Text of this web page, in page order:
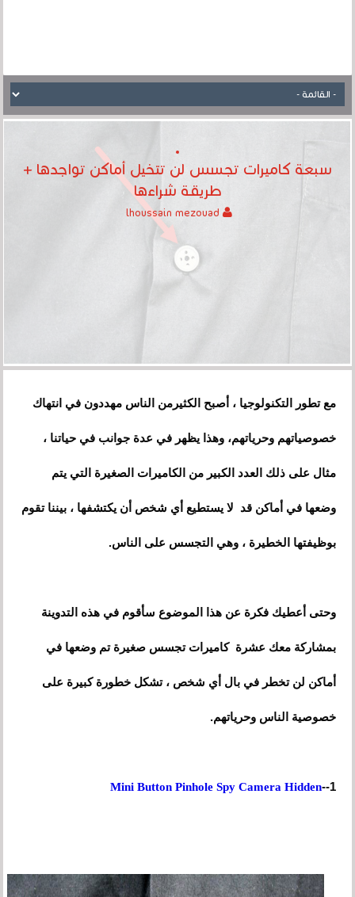
سبعة كاميرات تجسس لن تتخيل أماكن تواجدها +
طريقة شراءها
مع تطور التكنولوجيا ، أصبح الكثيرمن الناس مهددون في انتهاك
خصوصياتهم وحرياتهم، وهذا يظهر في عدة جوانب في حياتنا ،
مثال على ذلك العدد الكبير من الكاميرات الصغيرة التي يتم
وضعها في أماكن قد لا يستطيع أي شخص أن يكتشفها ، بيننا تقوم
بوظيفتها الخطيرة ، وهي التجسس على الناس.
وحتى أعطيك فكرة عن هذا الموضوع سأقوم في هذه التدوينة
بمشاركة معك عشرة كاميرات تجسس صغيرة تم وضعها في
أماكن لن تخطر في بال أي شخص ، تشكل خطورة كبيرة على
خصوصية الناس وحرياتهم.
1--
Mini Button Pinhole Spy Camera Hidden